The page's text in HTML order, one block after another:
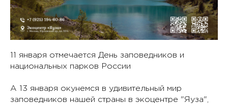
11 января отмечается День заповедников и
национальных парков России
А 13 января окунемся в удивительный мир
заповедников нашей страны в экоцентре "Яуза",